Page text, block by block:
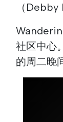
（
社区中心
的周二晚